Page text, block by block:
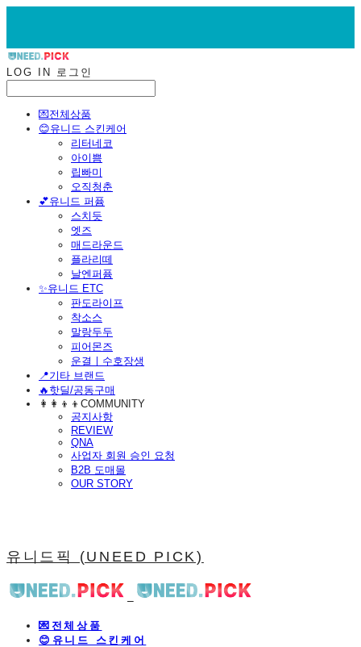
LOG IN 로그인
💌전체상품
😊유니드 스킨케어
리터네코
아이쁨
립빠미
오직청춘
💕유니드 퍼퓸
스치듯
엣즈
매드라운드
플라리떼
날엔퍼퓸
​✨유니드 ETC
판도라이프
착소스
말랑두두
피어몬즈
운결ㅣ수호장생
📍기타 브랜드
🔥핫딜/공동구매
👩‍👩‍👦‍👦COMMUNITY
공지사항
REVIEW
QNA
사업자 회원 승인 요청
B2B 도매몰
OUR STORY
유니드픽 (UNEED PICK)
💌전체상품
😊유니드 스킨케어